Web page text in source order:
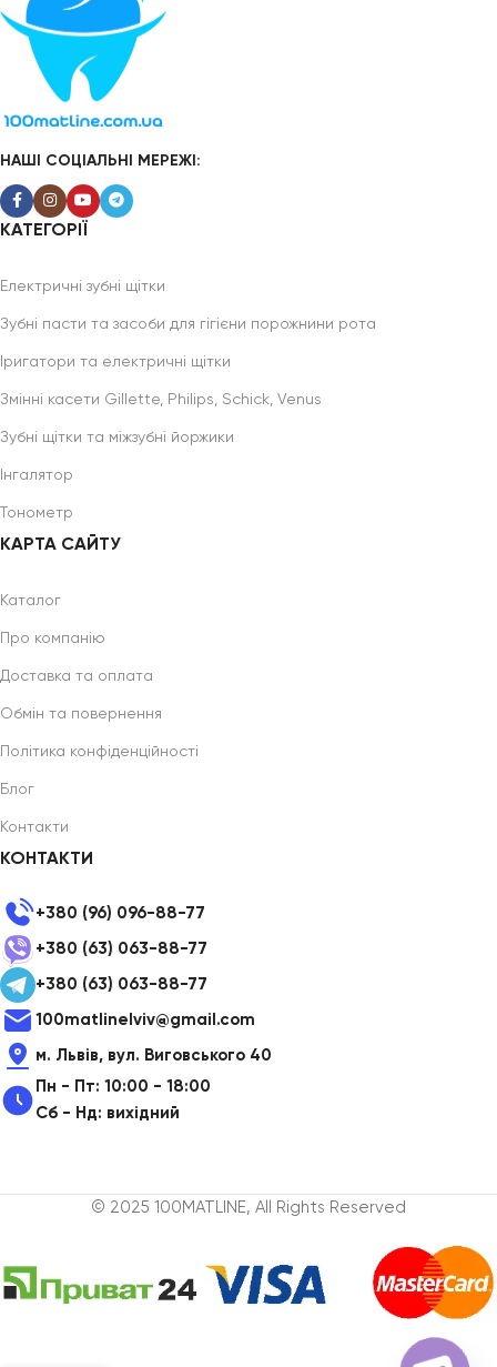
НАШІ СОЦІАЛЬНІ МЕРЕЖІ:
КАТЕГОРІЇ
Електричні зубні щітки
Зубні пасти та засоби для гігієни порожнини рота
Іригатори та електричні щітки
Змінні касети Gillette, Philips, Schick, Venus
Зубні щітки та міжзубні йоржики
Інгалятор
Тонометр
КАРТА САЙТУ
Каталог
Про компанію
Доставка та оплата
Обмін та повернення
Політика конфіденційності
Блог
Контакти
КОНТАКТИ
+380 (96) 096-88-77
+380 (63) 063-88-77
+380 (63) 063-88-77
100matlinelviv@gmail.com
м. Львів, вул. Виговського 40
Пн - Пт: 10:00 - 18:00
Сб - Нд: вихідний
© 2025 100MATLINE, All Rights Reserved